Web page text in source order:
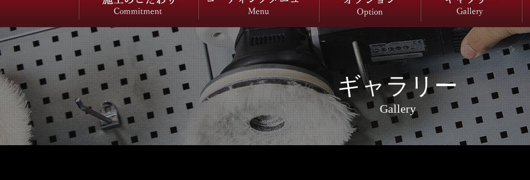
ギャラリー
Gallery